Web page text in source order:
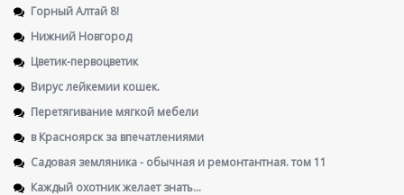
Горный Алтай 8!
Нижний Новгород
Цветик-первоцветик
Вирус лейкемии кошек.
Перетягивание мягкой мебели
в Красноярск за впечатлениями
Садовая земляника - обычная и ремонтантная. том 11
Каждый охотник желает знать...